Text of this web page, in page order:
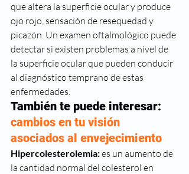
que altera la superficie ocular y produce
ojo rojo, sensación de resequedad y
picazón. Un examen oftalmológico puede
detectar si existen problemas a nivel de
la superficie ocular que pueden conducir
al diagnóstico temprano de estas
enfermedades.
También te puede interesar:
cambios en tu visión
asociados al envejecimiento
Hipercolesterolemia: es un aumento de
la cantidad normal del colesterol en